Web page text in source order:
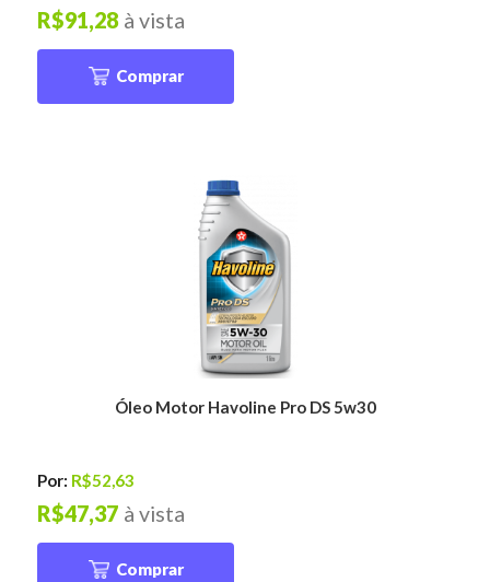
à vista
R$91,28
Comprar
Óleo Motor Havoline Pro DS 5w30
Por: R$52,63
à vista
R$47,37
Comprar